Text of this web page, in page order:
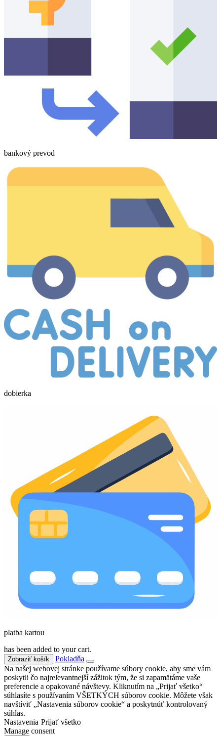
bankový prevod
dobierka
platba kartou
has been added to your cart.
Zobraziť košík
Pokladňa
Na našej webovej stránke používame súbory cookie, aby sme vám
poskytli čo najrelevantnejší zážitok tým, že si zapamätáme vaše
preferencie a opakované návštevy. Kliknutím na „Prijať všetko“
súhlasíte s používaním VŠETKÝCH súborov cookie. Môžete však
navštíviť „Nastavenia súborov cookie“ a poskytnúť kontrolovaný
súhlas.
Nastavenia Prijať všetko
Manage consent